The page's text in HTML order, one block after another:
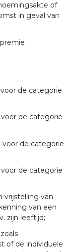
of
in geval van
voor de categorie
voor de categorie
voor de categorie
voor de categorie
vrijstelling van
van een
zijn leeftijd;
of de individuele